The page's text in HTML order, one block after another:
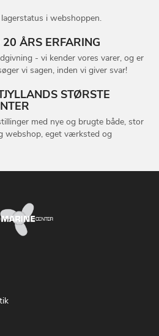
i webshoppen.
ÅRS ERFARING
- vi kender vores varer, og er
vi sagen, inden vi giver svar!
STØRSTE
med nye og brugte både, stor
webshop, eget værksted og